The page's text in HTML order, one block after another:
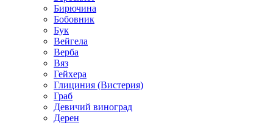
Бирючина
Бобовник
Бук
Вейгела
Верба
Вяз
Гейхера
Глициния (Вистерия)
Граб
Девичий виноград
Дерен